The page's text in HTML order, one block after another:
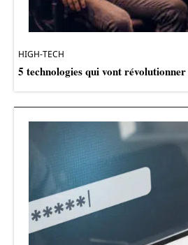
HIGH-TECH
5 technologies qui vont révolutionner